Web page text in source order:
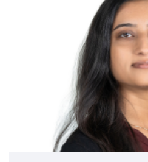
Bioekonomija,